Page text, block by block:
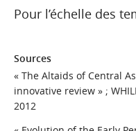
Pour l’échelle des
Sources
« The Altaids of Central
innovative review » ;
2012